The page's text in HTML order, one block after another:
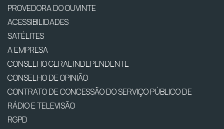
PROVEDORA DO OUVINTE
ACESSIBILIDADES
SATÉLITES
A EMPRESA
CONSELHO GERAL INDEPENDENTE
CONSELHO DE OPINIÃO
CONTRATO DE CONCESSÃO DO SERVIÇO PÚBLICO DE
RÁDIO E TELEVISÃO
RGPD